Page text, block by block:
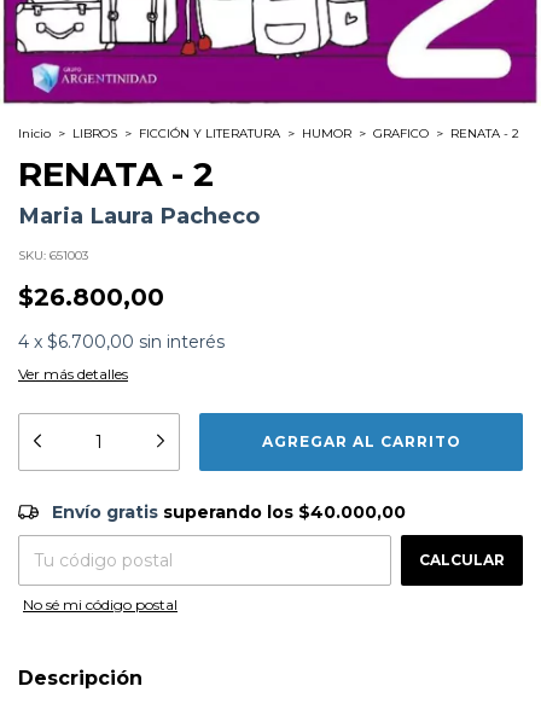
Inicio > LIBROS > FICCIÓN Y LITERATURA > HUMOR > GRAFICO > RENATA - 2
RENATA - 2
Maria Laura Pacheco
SKU: 651003
$26.800,00
4 x $6.700,00 sin interés
Ver más detalles
Envío gratis $40.000,00
Entregas para el CP: CAMBIAR CP
Envío gratis superando los $40.000,00
CALCULAR
No sé mi código postal
Descripción
Formato:LIBROS
Editorial:Ediciones Argentinidad
Encuadernación:Tapa Blanda
Español
N°Páginas:56
Sinópsis